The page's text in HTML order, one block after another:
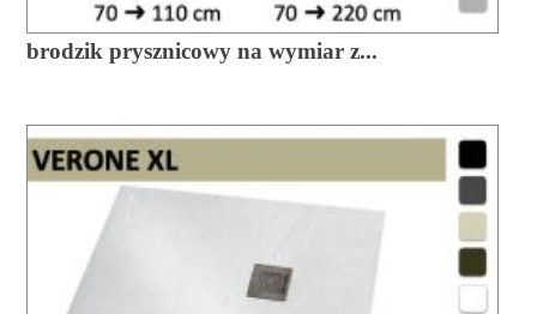
brodzik prysznicowy na wymiar z...